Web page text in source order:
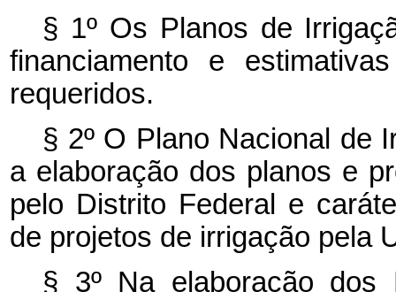
§ 1º Os Planos de
financiamento e
requeridos.
§ 2º O Plano Nacional de
a elaboração dos planos e
pelo Distrito Federal e
de projetos de irrigação pela
§ 3º Na elaboração dos